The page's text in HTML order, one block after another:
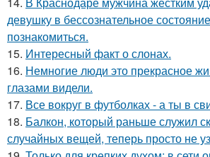
девушку в бессознательное
познакомиться.
15. Интересный факт о слонах.
16. Немногие люди это прекрасное
глазами видели.
17. Все вокруг в футболках - а ты в
18. Балкон, который раньше служил
случайных вещей, теперь просто не